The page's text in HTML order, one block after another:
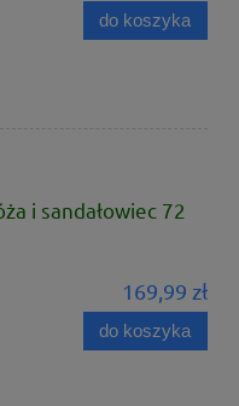
do koszyka
i sandałowiec 72
169,99 zł
do koszyka